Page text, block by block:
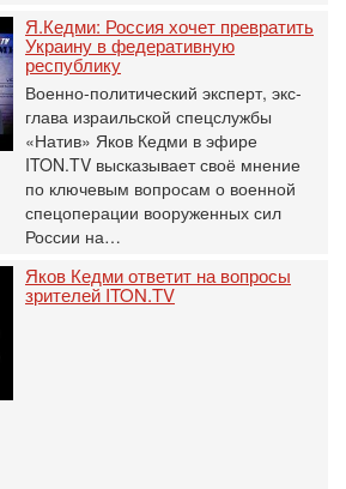
Я.Кедми: Россия хочет превратить
Украину в федеративную
республику
Военно-политический эксперт, экс-
глава израильской спецслужбы
«Натив» Яков Кедми в эфире
ITON.TV высказывает своё мнение
по ключевым вопросам о военной
спецоперации вооруженных сил
России на…
Яков Кедми ответит на вопросы
зрителей ITON.TV